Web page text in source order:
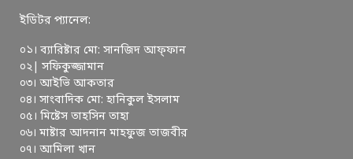
ইডিটর প্যানেল:
০১। ব্যারিষ্টার মো: সানজিদ আফ্ফান
০২| সফিকুজ্জামান
০৩। আইভি আকতার
০৪। সাংবাদিক মো: হানিকুল ইসলাম
০৫। মিষ্টেস তাহসিন তাহা
০৬। মাষ্টার আদনান মাহফুজ তাজবীর
০৭। আমিলা খান